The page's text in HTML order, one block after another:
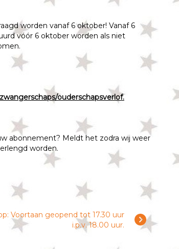
worden vanaf 6 oktober! Vanaf 6
vóór 6 oktober worden als niet
ouderschapsverlof.
abonnement? Meldt het zodra wij weer
worden.
Voortaan geopend tot 17.30 uur
i.p.v. 18.00 uur.